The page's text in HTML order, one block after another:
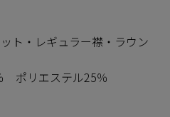
ト・レギュラー襟・ラウン
ポリエステル25％